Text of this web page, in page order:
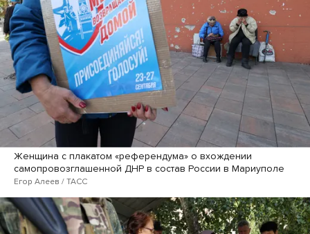
Женщина с плакатом «референдума» о вхождении
самопровозглашенной ДНР в состав России в Мариуполе
Егор Алеев / ТАСС